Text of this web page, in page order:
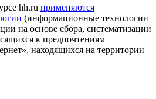
hh.ru применяются
(информационные технологии
на основе сбора, систематизации
к предпочтениям
находящихся на территории